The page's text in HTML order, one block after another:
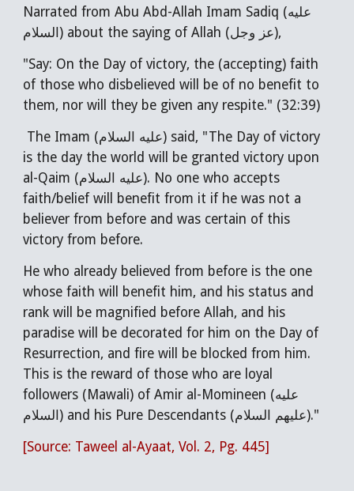
Narrated from Abu Abd-Allah Imam Sadiq (عليه
السلام) about the saying of Allah (عز وجل),
"Say: On the Day of victory, the (accepting) faith
of those who disbelieved will be of no benefit to
them, nor will they be given any respite." (32:39)
The Imam (عليه السلام) said, "The Day of victory
is the day the world will be granted victory upon
al-Qaim (عليه السلام). No one who accepts
faith/belief will benefit from it if he was not a
believer from before and was certain of this
victory from before.
He who already believed from before is the one
whose faith will benefit him, and his status and
rank will be magnified before Allah, and his
paradise will be decorated for him on the Day of
Resurrection, and fire will be blocked from him.
This is the reward of those who are loyal
followers (Mawali) of Amir al-Momineen (عليه
السلام) and his Pure Descendants (عليهم السلام)."
[Source: Taweel al-Ayaat, Vol. 2, Pg. 445]